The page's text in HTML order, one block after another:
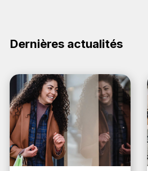
achat sur le site Burda.
Dernières actualités